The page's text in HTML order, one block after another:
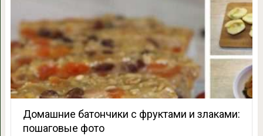
Домашние батончики с фруктами и злаками:
пошаговые фото